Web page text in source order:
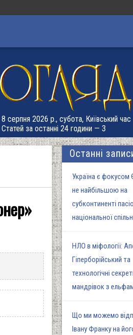
8 серпня 2026 р., субота, Київський
Статей за останні 24 години — 3
Останні
Україна є фокусом
не найбільшою на
субконтиненті
національної
НЛО в міфології:
Гіперборійський та
технологічні
мандрівок з
Що ми можемо
Івану Франку на